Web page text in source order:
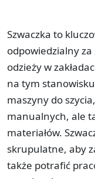
Szwaczka to
odpowiedzialny
odzieży w
na tym
maszyny do
manualnych, ale
materiałów.
skrupulatne, aby
także potrafić